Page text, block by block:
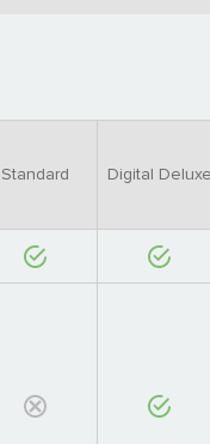
Standard Digital Deluxe